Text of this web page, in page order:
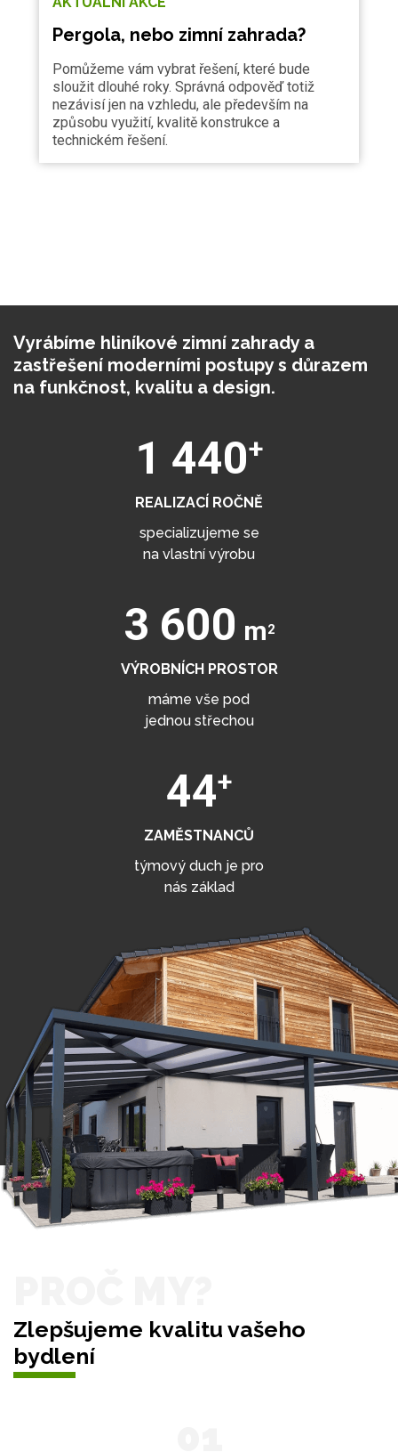
Pergola, nebo zimní zahrada?
Pomůžeme vám vybrat řešení, které bude
sloužit dlouhé roky. Správná odpověď totiž
nezávisí jen na vzhledu, ale především na
způsobu využití, kvalitě konstrukce a
technickém řešení.
Vyrábíme hliníkové zimní zahrady a
zastřešení moderními postupy s důrazem
na funkčnost, kvalitu a design.
1 500+
REALIZACÍ ROČNĚ
specializujeme se
na vlastní výrobu
4 000 m2
VÝROBNÍCH PROSTOR
máme vše pod
jednou střechou
50+
ZAMĚSTNANCŮ
týmový duch je pro
nás základ
Zlepšujeme kvalitu vašeho
bydlení